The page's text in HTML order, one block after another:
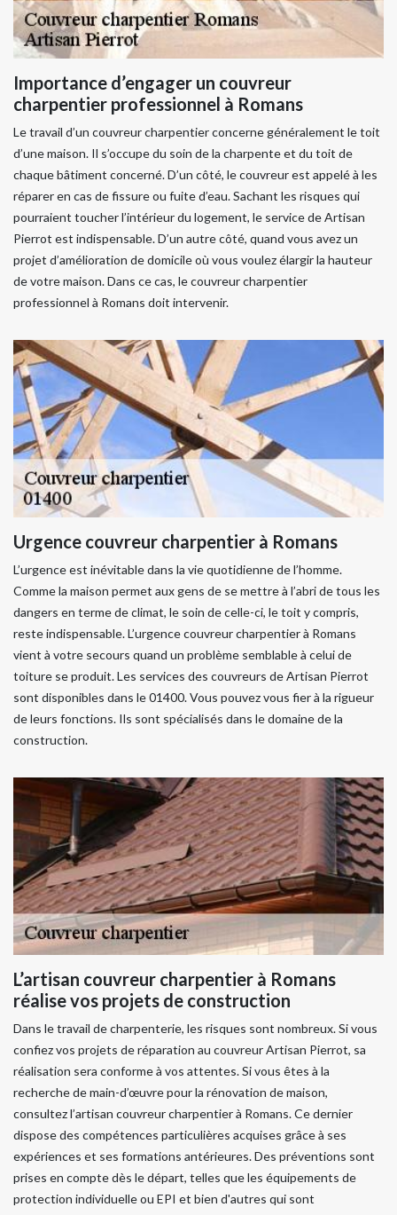
Importance d’engager un couvreur
charpentier professionnel à Romans
Le travail d’un couvreur charpentier concerne généralement le toit
d’une maison. Il s’occupe du soin de la charpente et du toit de
chaque bâtiment concerné. D’un côté, le couvreur est appelé à les
réparer en cas de fissure ou fuite d’eau. Sachant les risques qui
pourraient toucher l’intérieur du logement, le service de Artisan
Pierrot est indispensable. D’un autre côté, quand vous avez un
projet d’amélioration de domicile où vous voulez élargir la hauteur
de votre maison. Dans ce cas, le couvreur charpentier
professionnel à Romans doit intervenir.
Urgence couvreur charpentier à Romans
L’urgence est inévitable dans la vie quotidienne de l’homme.
Comme la maison permet aux gens de se mettre à l’abri de tous les
dangers en terme de climat, le soin de celle-ci, le toit y compris,
reste indispensable. L’urgence couvreur charpentier à Romans
vient à votre secours quand un problème semblable à celui de
toiture se produit. Les services des couvreurs de Artisan Pierrot
sont disponibles dans le 01400. Vous pouvez vous fier à la rigueur
de leurs fonctions. Ils sont spécialisés dans le domaine de la
construction.
L’artisan couvreur charpentier à Romans
réalise vos projets de construction
Dans le travail de charpenterie, les risques sont nombreux. Si vous
confiez vos projets de réparation au couvreur Artisan Pierrot, sa
réalisation sera conforme à vos attentes. Si vous êtes à la
recherche de main-d’œuvre pour la rénovation de maison,
consultez l’artisan couvreur charpentier à Romans. Ce dernier
dispose des compétences particulières acquises grâce à ses
expériences et ses formations antérieures. Des préventions sont
prises en compte dès le départ, telles que les équipements de
protection individuelle ou EPI et bien d'autres qui sont